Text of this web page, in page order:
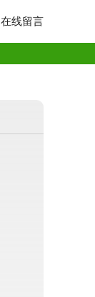
在线留言